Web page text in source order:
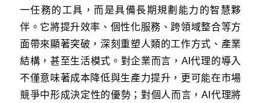
一任務的工具，而是具備長期規劃能力的智慧夥
伴。它將提升效率、個性化服務、跨領域整合等方
面帶來顯著突破，深刻重塑人類的工作方式、產業
結構，甚至生活模式。對企業而言，AI代理的導入
不僅意味著成本降低與生產力提升，更可能在市場
競爭中形成決定性的優勢；對個人而言，AI代理將